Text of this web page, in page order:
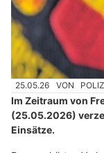
Demiri Automobile Anstalt:
Liechtenstein:
sorgen über